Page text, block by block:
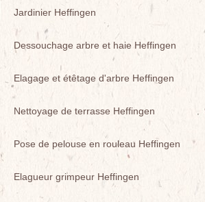
Jardinier Heffingen
Dessouchage arbre et haie Heffingen
Elagage et étêtage d'arbre Heffingen
Nettoyage de terrasse Heffingen
Pose de pelouse en rouleau Heffingen
Elagueur grimpeur Heffingen